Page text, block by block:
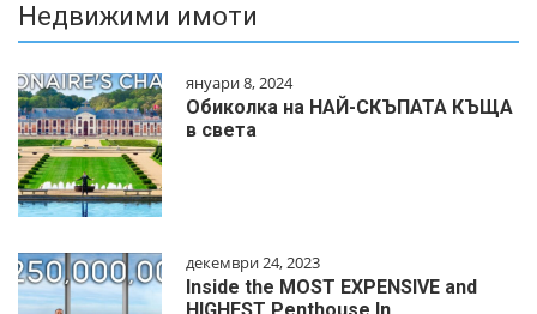
Недвижими имоти
януари 8, 2024
Обиколка на НАЙ-СКЪПАТА КЪЩА
в света
декември 24, 2023
Inside the MOST EXPENSIVE and